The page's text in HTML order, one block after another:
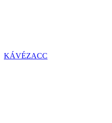
KÁVÉZACC